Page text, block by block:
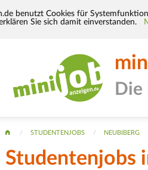
benutzt Cookies für
Sie sich damit einverstanden.
STUDENTENJOBS NEUBIBERG
Studentenjobs